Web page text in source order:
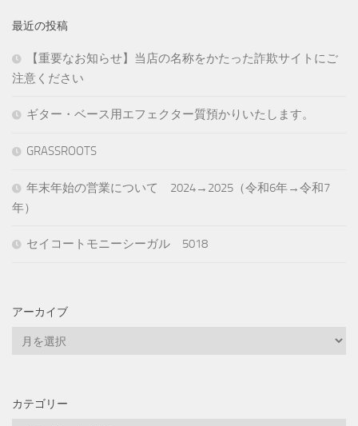
最近の投稿
【重要なお知らせ】当店の名称をかたった詐欺サイトにご
注意ください
ギター・ベース用エフェクター質預かりいたします。
GRASSROOTS
年末年始の営業について 2024→2025（令和6年→令和7
年）
セイコートモニーシーガル 5018
アーカイブ
ブ
カテゴリー